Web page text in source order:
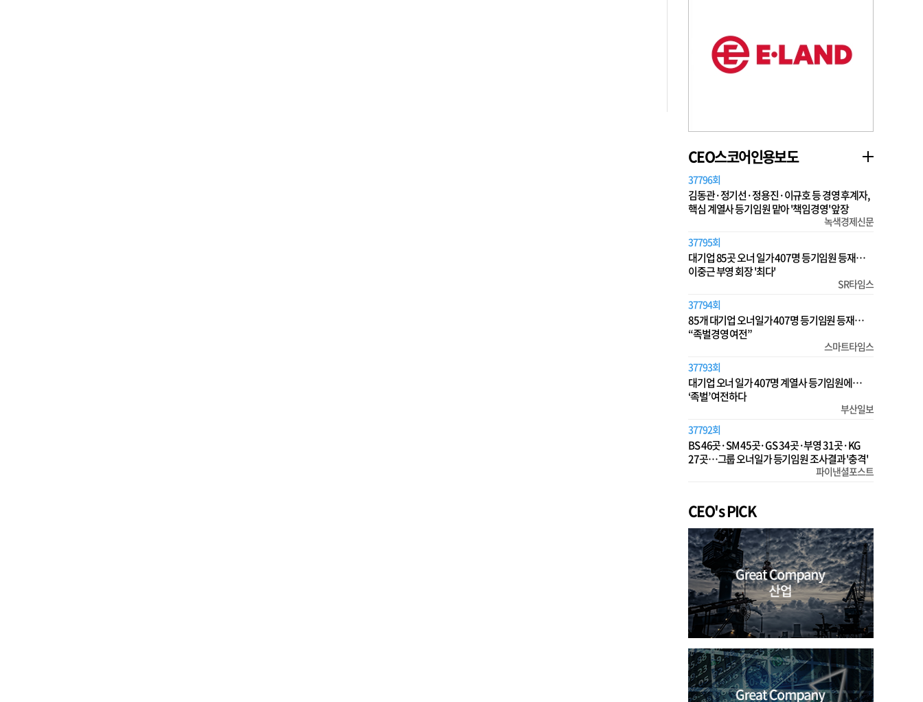
CEO스코어인용보도
37796회
김동관·정기선·정용진·이규호 등 경영 후계자,
핵심 계열사 등기임원 맡아 '책임경영' 앞장
녹색경제신문
37795회
대기업 85곳 오너 일가 407명 등기임원 등재…
이중근 부영 회장 '최다'
SR타임스
37794회
85개 대기업 오너일가 407명 등기임원 등재…
“족벌경영 여전”
스마트타임스
37793회
대기업 오너 일가 407명 계열사 등기임원에…
‘족벌’ 여전하다
부산일보
37792회
BS 46곳·SM 45곳·GS 34곳·부영 31곳·KG
27곳…그룹 오너일가 등기임원 조사결과 '충격'
파이낸셜포스트
CEO's PICK